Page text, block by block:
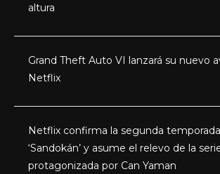
altura
Grand Theft Auto VI lanzará su nuevo
Netflix
Netflix confirma la segunda
‘Sandokán’ y asume el relevo de la
protagonizada por Can Yaman